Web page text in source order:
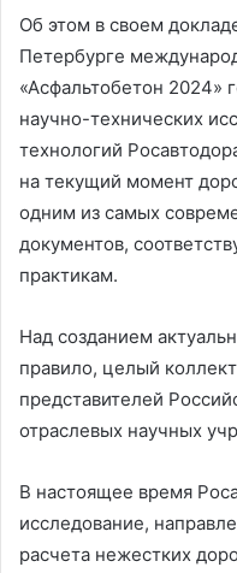
Об этом в своем
Петербурге
«Асфальтобетон 2024»
научно-технических
технологий
на текущий момент
одним из самых
документов,
практикам.
Над созданием
правило, целый
представителей
отраслевых научных
В настоящее время
исследование,
расчета нежестких